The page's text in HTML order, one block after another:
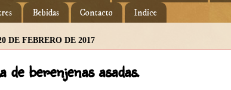
Bebidas Contacto Indice
DE FEBRERO DE 2017
de berenjenas asadas.